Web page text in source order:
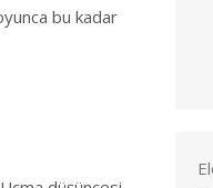
bu kadar